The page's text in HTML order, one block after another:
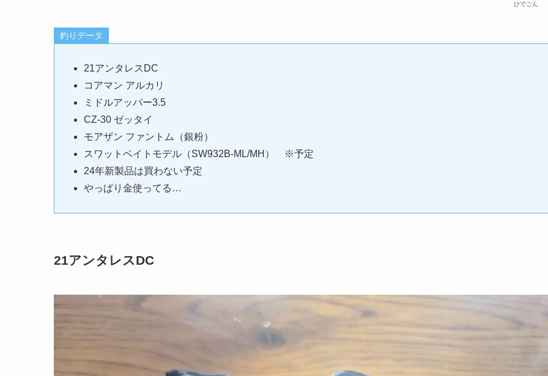
ひでごん
釣りデータ
21アンタレスDC
コアマン アルカリ
ミドルアッパー3.5
CZ-30 ゼッタイ
モアザン ファントム（銀粉）
スワットベイトモデル（SW932B-ML/MH） ※予定
24年新製品は買わない予定
やっぱり金使ってる…
21アンタレスDC